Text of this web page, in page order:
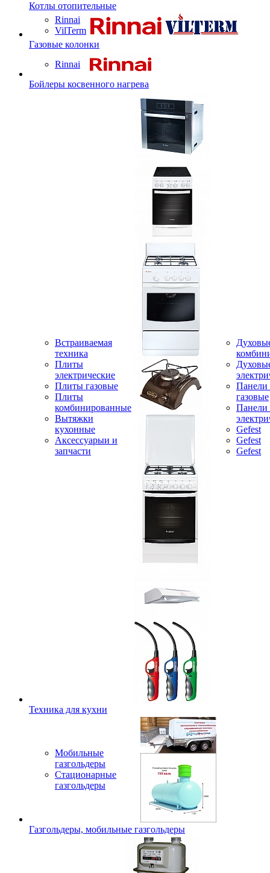
Котлы отопительные
Rinnai
VilTerm
Газовые колонки
Rinnai
Бойлеры косвенного нагрева
Встраиваемая
техника
Плиты
электрические
Плиты газовые
Плиты
комбинированные
Вытяжки
кухонные
Аксессуарыи и
запчасти
Панели
газовые
Панели
Gefest
Gefest
Gefest
Техника для кухни
Мобильные
газгольдеры
Стационарные
газгольдеры
Газгольдеры, мобильные газгольдеры